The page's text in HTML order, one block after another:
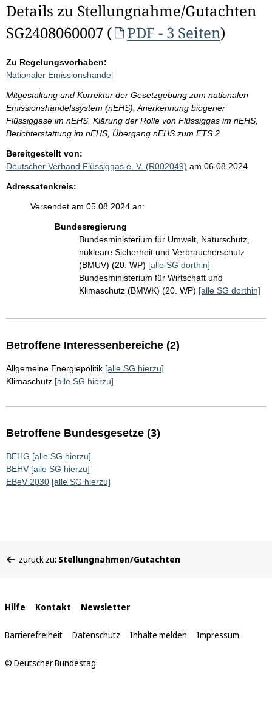
Details zu Stellungnahme/Gutachten
SG2408060007 (
PDF - 3 Seiten)
Zu Regelungsvorhaben:
Nationaler Emissionshandel
Mitgestaltung und Korrektur der Gesetzgebung zum nationalen
Emissionshandelssystem (nEHS), Anerkennung biogener
Flüssiggase im nEHS, Klärung der Rolle von Flüssiggas im nEHS,
Berichterstattung im nEHS, Übergang nEHS zum ETS 2
Bereitgestellt von:
Deutscher Verband Flüssiggas e. V. (R002049) am 06.08.2024
Adressatenkreis:
Versendet am 05.08.2024 an:
Bundesregierung
Bundesministerium für Umwelt, Naturschutz,
nukleare Sicherheit und Verbraucherschutz
(BMUV) (20. WP) [alle SG dorthin]
Bundesministerium für Wirtschaft und
Klimaschutz (BMWK) (20. WP) [alle SG dorthin]
Betroffene Interessenbereiche (2)
Allgemeine Energiepolitik [alle SG hierzu]
Klimaschutz [alle SG hierzu]
Betroffene Bundesgesetze (3)
BEHG [alle SG hierzu]
BEHV [alle SG hierzu]
EBeV 2030 [alle SG hierzu]
befinden
zurück zu: Stellungnahmen/Gutachten
Interne
Links
Hilfe Kontakt Newsletter
Barrierefreiheit Datenschutz Inhalte melden Impressum
© Deutscher Bundestag